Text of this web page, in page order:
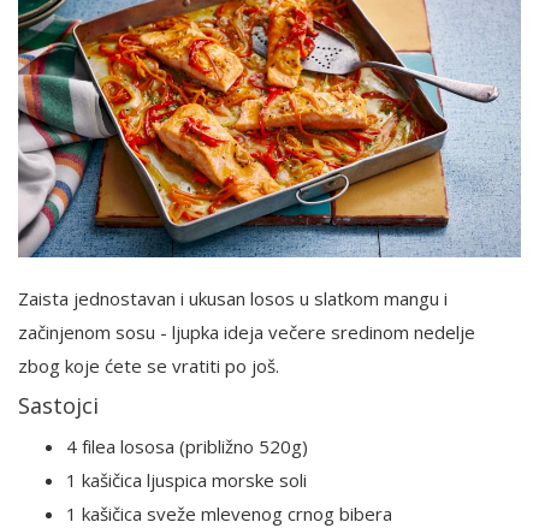
Zaista jednostavan i ukusan losos u slatkom mangu i
začinjenom sosu - ljupka ideja večere sredinom nedelje
zbog koje ćete se vratiti po još.
Sastojci
4 filea lososa (približno 520g)
1 kašičica ljuspica morske soli
1 kašičica sveže mlevenog crnog bibera